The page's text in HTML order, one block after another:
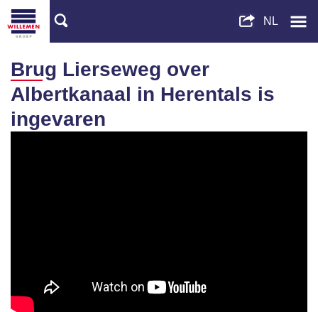
Brug Lierseweg over
Albertkanaal in Herentals is
ingevaren